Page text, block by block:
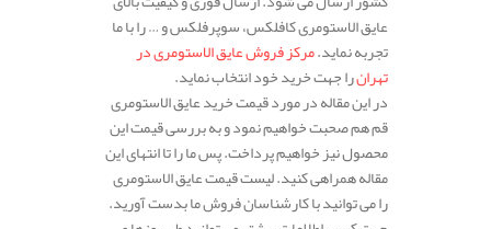
عایق الاستومری کافلکس، سوپرفلکس و … را با ما
تجربه نماید.مرکز فروش عایق الاستومری در
تهرانرا جهت خرید خود انتخاب نماید.
در این مقاله در مورد قیمت خرید عایق الاستومری
قم هم صحبت خواهیم نمود و به بررسی قیمت این
محصول نیز خواهیم پرداخت. پس ما را تا انتهای این
مقاله همراهی کنید. لیست قیمت عایق الاستومری
را می توانید با کارشناسان فروش ما بدست آورید.